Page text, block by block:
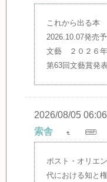
これから出る本
2026.10.07発売
文藝 ２０２６
第63回文藝賞発
2026/08/05
索舎
ポスト・オリエ
代における知と